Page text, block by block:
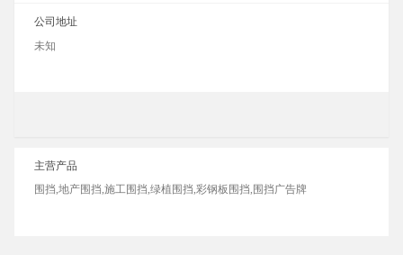
公司地址
未知
主营产品
围挡,地产围挡,施工围挡,绿植围挡,彩钢板围挡,围挡广告牌